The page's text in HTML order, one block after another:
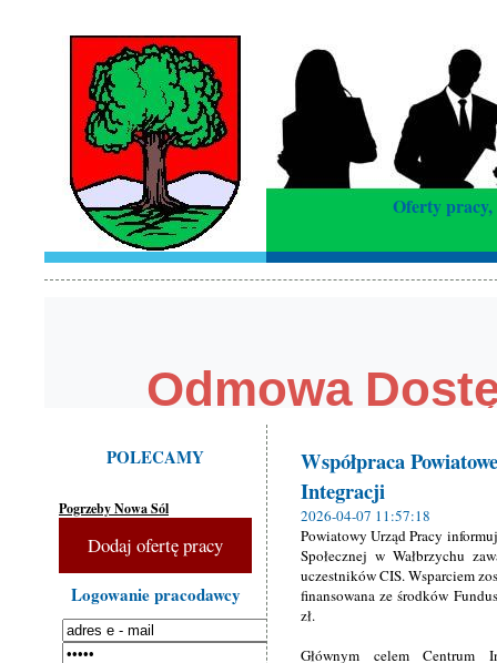
Oferty pracy,
POLECAMY
Pogrzeby Nowa Sól
Dodaj ofertę pracy
Logowanie pracodawcy
Współpraca
Integracji
2026-04-07 11:57:18
Powiatowy Urząd Pracy
Społecznej w Wałbrzychu
uczestników CIS. Wsparciem
finansowana ze środków
zł.
Głównym celem Centrum